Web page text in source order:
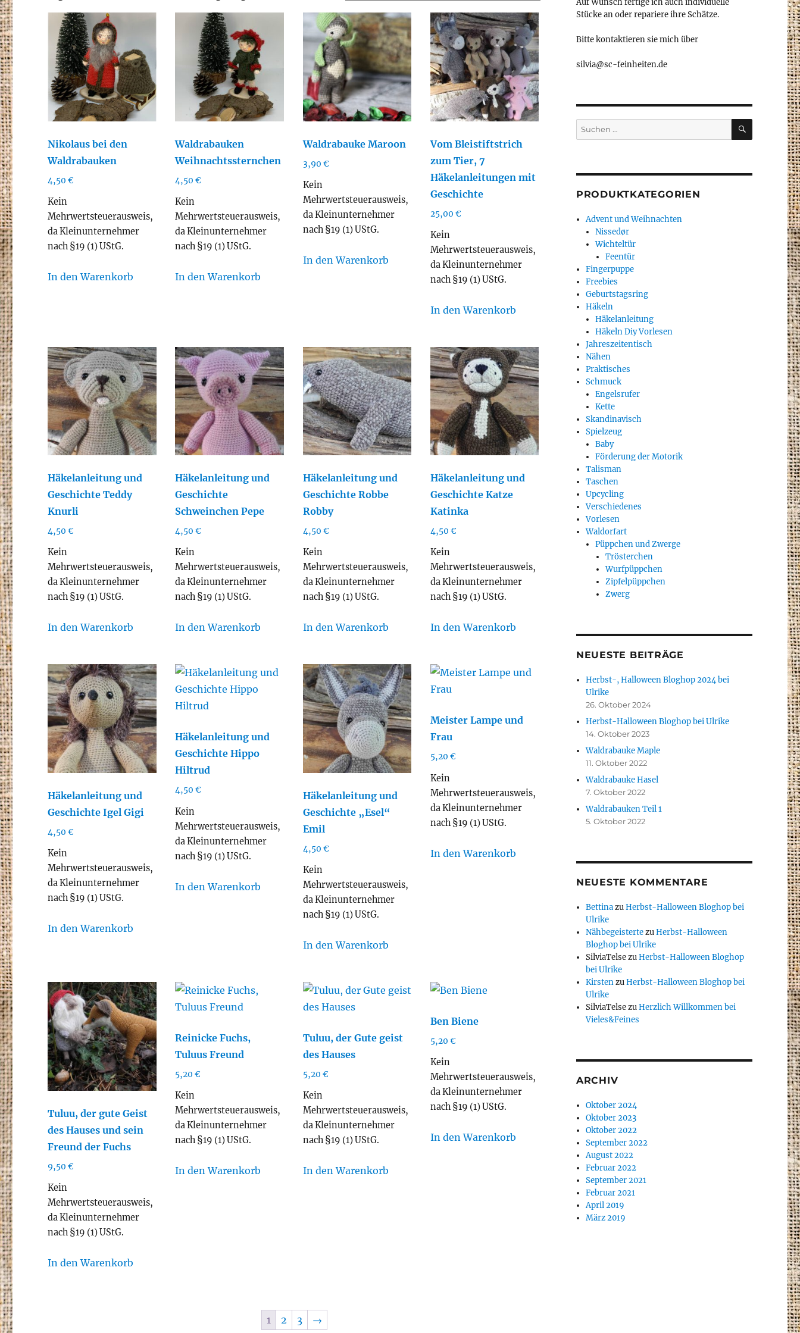
Aktualität
sortiert
Nikolaus bei den
Waldrabauken
4,50€
Kein
Mehrwertsteuerausweis,
da Kleinunternehmer
nach §19 (1) UStG.
In den Warenkorb
Waldrabauken
Weihnachtssternchen
4,50€
Kein
Mehrwertsteuerausweis,
da Kleinunternehmer
nach §19 (1) UStG.
In den Warenkorb
Waldrabauke Maroon
3,90 €
Kein
Mehrwertsteuerausweis,
da Kleinunternehmer
nach §19 (1) UStG.
In den Warenkorb
Vom Bleistiftstrich
zum Tier, 7
Häkelanleitungen mit
Geschichte
25,00 €
Kein
Mehrwertsteuerausweis,
da Kleinunternehmer
nach §19 (1) UStG.
In den Warenkorb
Häkelanleitung und
Geschichte Teddy
Knurli
4,50€
Kein
Mehrwertsteuerausweis,
da Kleinunternehmer
nach §19 (1) UStG.
In den Warenkorb
Häkelanleitung und
Geschichte
Schweinchen Pepe
4,50€
Kein
Mehrwertsteuerausweis,
da Kleinunternehmer
nach §19 (1) UStG.
In den Warenkorb
Häkelanleitung und
Geschichte Robbe
Robby
4,50 €
Kein
Mehrwertsteuerausweis,
da Kleinunternehmer
nach §19 (1) UStG.
In den Warenkorb
Häkelanleitung und
Geschichte Katze
Katinka
4,50 €
Kein
Mehrwertsteuerausweis,
da Kleinunternehmer
nach §19 (1) UStG.
In den Warenkorb
Häkelanleitung und
Geschichte Igel Gigi
4,50€
Kein
Mehrwertsteuerausweis,
da Kleinunternehmer
nach §19 (1) UStG.
In den Warenkorb
Häkelanleitung und
Geschichte Hippo
Hiltrud
4,50€
Kein
Mehrwertsteuerausweis,
da Kleinunternehmer
nach §19 (1) UStG.
In den Warenkorb
Häkelanleitung und
Geschichte „Esel“
Emil
4,50 €
Kein
Mehrwertsteuerausweis,
da Kleinunternehmer
nach §19 (1) UStG.
In den Warenkorb
Meister Lampe und
Frau
5,20 €
Kein
Mehrwertsteuerausweis,
da Kleinunternehmer
nach §19 (1) UStG.
In den Warenkorb
Tuluu, der gute Geist
des Hauses und sein
Freund der Fuchs
9,50€
Kein
Mehrwertsteuerausweis,
da Kleinunternehmer
nach §19 (1) UStG.
In den Warenkorb
Reinicke Fuchs,
Tuluus Freund
5,20€
Kein
Mehrwertsteuerausweis,
da Kleinunternehmer
nach §19 (1) UStG.
In den Warenkorb
Tuluu, der Gute geist
des Hauses
5,20 €
Kein
Mehrwertsteuerausweis,
da Kleinunternehmer
nach §19 (1) UStG.
In den Warenkorb
Ben Biene
5,20 €
Kein
Mehrwertsteuerausweis,
da Kleinunternehmer
nach §19 (1) UStG.
In den Warenkorb
1 2 3 →
Stücke an oder repariere ihre Schätze.
Bitte kontaktieren sie mich über
silvia@sc-feinheiten.de
Suche
nach:
SUCHEN
PRODUKTKATEGORIEN
Advent und Weihnachten
Nissedør
Wichteltür
Feentür
Fingerpuppe
Freebies
Geburtstagsring
Häkeln
Häkelanleitung
Häkeln Diy Vorlesen
Jahreszeitentisch
Nähen
Praktisches
Schmuck
Engelsrufer
Kette
Skandinavisch
Spielzeug
Baby
Förderung der Motorik
Talisman
Taschen
Upcycling
Verschiedenes
Vorlesen
Waldorfart
Püppchen und Zwerge
Trösterchen
Wurfpüppchen
Zipfelpüppchen
Zwerg
NEUESTE BEITRÄGE
Herbst-, Halloween Bloghop 2024 bei
Ulrike
26. Oktober 2024
Herbst-Halloween Bloghop bei Ulrike
14. Oktober 2023
Waldrabauke Maple
11. Oktober 2022
Waldrabauke Hasel
7. Oktober 2022
Waldrabauken Teil 1
5. Oktober 2022
NEUESTE KOMMENTARE
BettinazuHerbst-Halloween Bloghop bei
Ulrike
NähbegeistertezuHerbst-Halloween
Bloghop bei Ulrike
SilviaTelsezuHerbst-Halloween Bloghop
bei Ulrike
KirstenzuHerbst-Halloween Bloghop bei
Ulrike
SilviaTelsezuHerzlich Willkommen bei
Vieles&Feines
ARCHIV
Oktober 2024
Oktober 2023
Oktober 2022
September 2022
August 2022
Februar 2022
September 2021
Februar 2021
April 2019
März 2019